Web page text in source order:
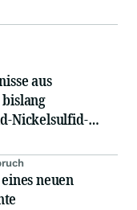
aus
Nickelsulfid-
neuen